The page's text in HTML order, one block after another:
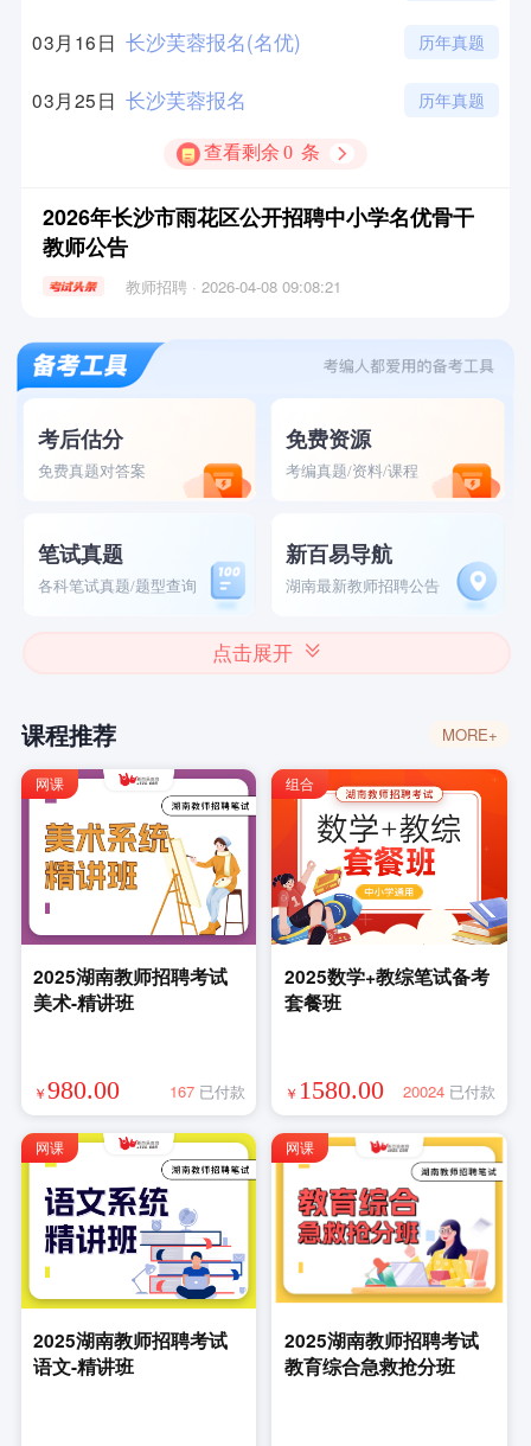
03月16日 长沙芙蓉报名(名优) 历年真题
03月25日 长沙芙蓉报名 历年真题
查看剩余 0 条
2026年长沙市雨花区公开招聘中小学名优骨干
教师公告
教师招聘 · 2026-04-08 09:08:21
考后估分
免费真题对答案
免费资源
考编真题/资料/课程
笔试真题
各科笔试真题/题型查询
新百易导航
湖南最新教师招聘公告
点击展开
课程推荐 MORE+
网课
2025湖南教师招聘考试
美术-精讲班
￥ 980.00 167 已付款
组合
2025数学+教综笔试备考
套餐班
￥ 1580.00 20024 已付款
网课
2025湖南教师招聘考试
语文-精讲班
网课
2025湖南教师招聘考试
教育综合急救抢分班